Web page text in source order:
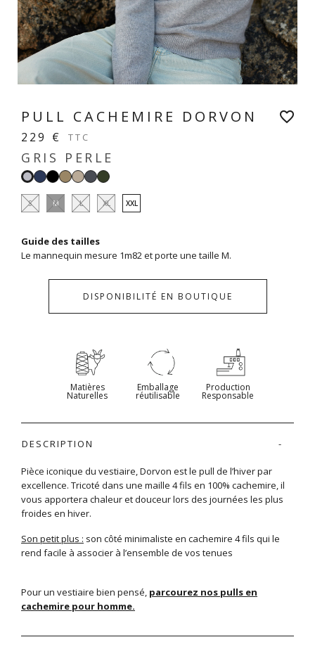
PULL CACHEMIRE DORVON
229 € TTC
GRIS PERLE
Gris
perle
Navy
NoirTaupe
Beige
sable
Gris
anthracite
S M L XL XXL
Guide des tailles
Le mannequin mesure 1m82 et porte une taille M.
DISPONIBILITÉ EN BOUTIQUE
favorite_border
Matières
Naturelles
Emballage
réutilisable
Production
Responsable
DESCRIPTION
Pièce iconique du vestiaire, Dorvon est le pull de l’hiver par
excellence. Tricoté dans une maille 4 fils en 100% cachemire, il
vous apportera chaleur et douceur lors des journées les plus
froides en hiver.
Son petit plus : son côté minimaliste en cachemire 4 fils qui le
rend facile à associer à l’ensemble de vos tenues
Pour un vestiaire bien pensé, parcourez nos pulls en
cachemire pour homme.